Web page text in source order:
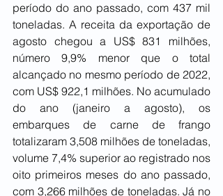
período do ano passado, com 437 mil
toneladas. A receita da exportação de
agosto chegou a US$ 831 milhões,
número 9,9% menor que o total
alcançado no mesmo período de 2022,
com US$ 922,1 milhões. No acumulado
do ano (janeiro a agosto), os
embarques de carne de frango
totalizaram 3,508 milhões de toneladas,
volume 7,4% superior ao registrado nos
oito primeiros meses do ano passado,
com 3,266 milhões de toneladas. Já no